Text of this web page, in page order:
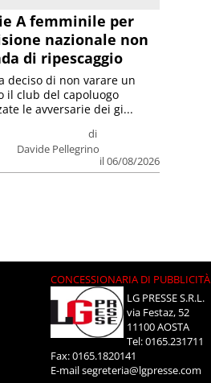
A femminile per
nazionale non
di ripescaggio
di
Davide Pellegrino
il 06/08/2026
deciso di non varare un
il club del capoluogo
le avversarie dei gi...
CONCESSIONARIA DI PUBBLICITÀ
LG PRESSE S.R.L.
via Festaz, 52
11100 AOSTA
Tel: 0165.231711
Fax: 0165.1820141
E-mailsegreteria@lgpresse.com